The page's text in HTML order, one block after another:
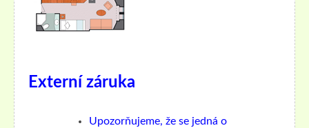
Externí záruka
Upozorňujeme, že se jedná o